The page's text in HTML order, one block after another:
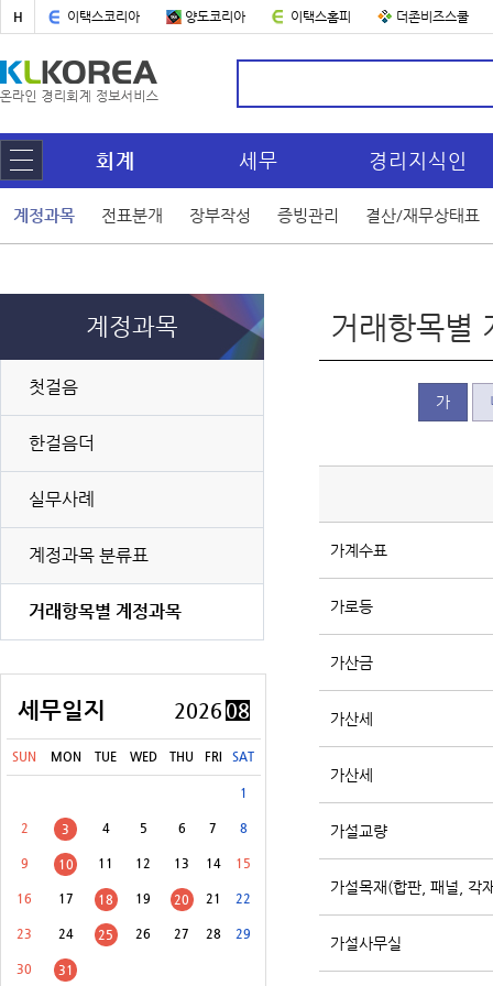
H 이택스코리아 양도코리아 이택스홈피 더존비즈스쿨
회계 세무 경리지식인
계정과목 전표분개 장부작성 증빙관리 결산/재무상태표
계정과목
첫걸음
한걸음더
실무사례
계정과목 분류표
거래항목별 계정과목
세무일지 2026 08
SUN MON TUE WED THU FRI SAT
1
2 3 4 5 6 7 8
9 10 11 12 13 14 15
16 17 18 19 20 21 22
23 24 25 26 27 28 29
30 31
[8월 31일(월)] 교통·에너지·환경세(교육세 포함) 신고납부
[8월 31일(월)] 교육세(금융·보험업자) 중간예납
거래항목별
가
가계수표
가로등
가산금
가산세
가산세
가설교량
가설목재(합판, 패널, 각
가설사무실